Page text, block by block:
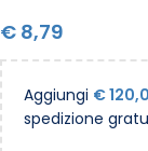
€ 8,79
Aggiungi €
spedizione